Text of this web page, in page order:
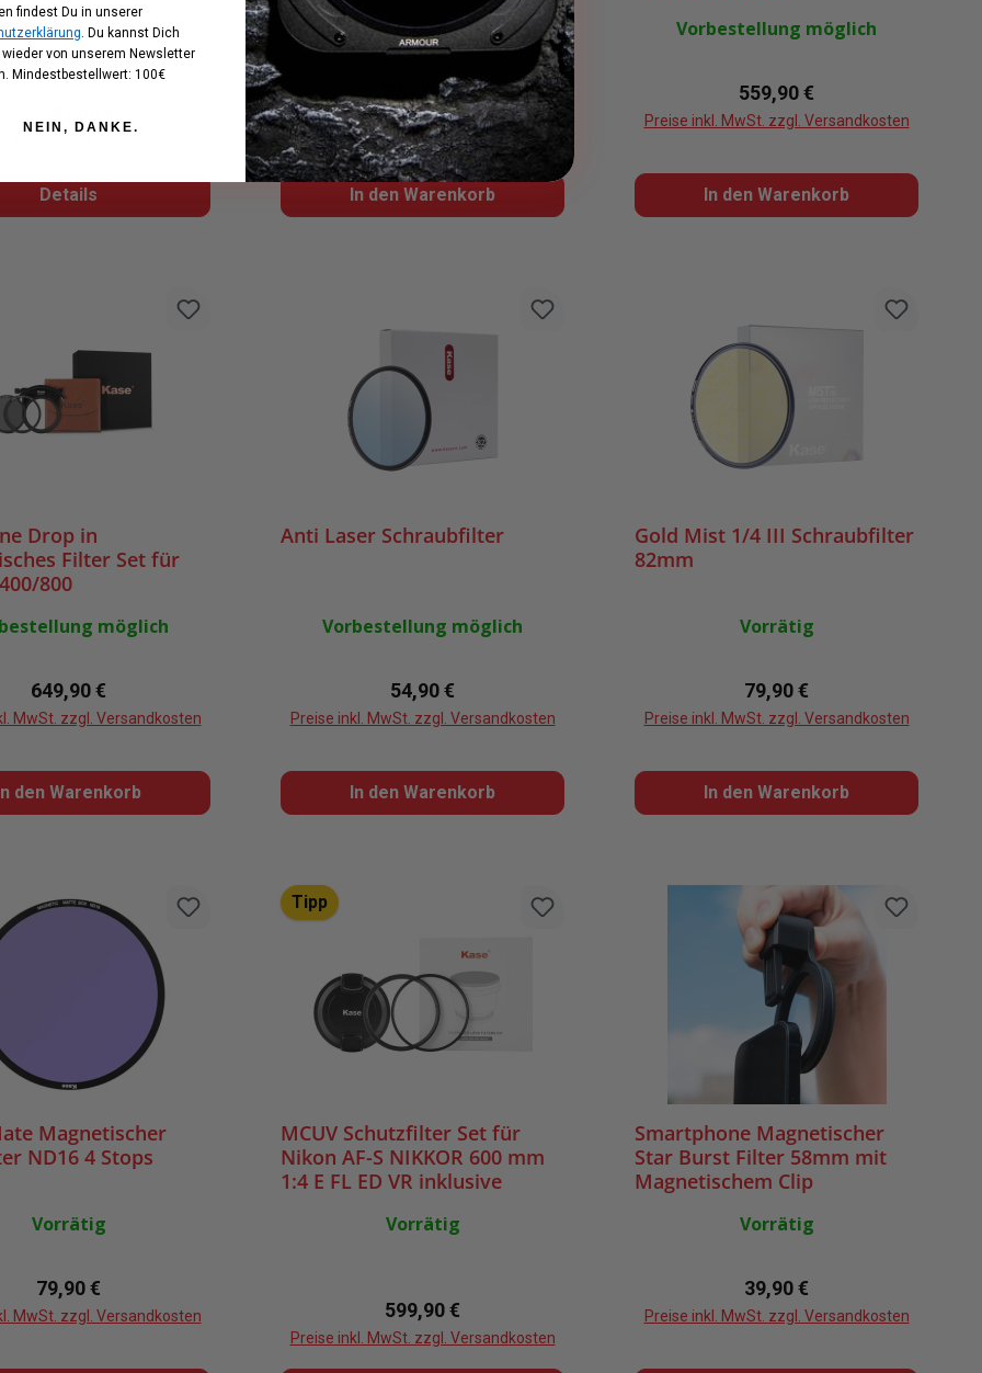
Vorrätig
Details
Vorbestellung möglich
Regulärer Preis:
559,90 €
Preise inkl. MwSt. zzgl. Versandkosten
In den Warenkorb
Vorbestellung möglich
Regulärer Preis:
559,90 €
Preise inkl. MwSt. zzgl. Versandkosten
In den Warenkorb
Drop in
Filter Set für
800
möglich
Regulärer Preis:
649,90 €
MwSt. zzgl. Versandkosten
den Warenkorb
Anti Laser Schraubfilter
Vorbestellung möglich
Regulärer Preis:
54,90 €
Preise inkl. MwSt. zzgl. Versandkosten
In den Warenkorb
Gold Mist 1/4 III Schraubfilter
82mm
Vorrätig
Regulärer Preis:
79,90 €
Preise inkl. MwSt. zzgl. Versandkosten
In den Warenkorb
Magnetischer
ND16 4 Stops
Vorrätig
Regulärer Preis:
79,90 €
MwSt. zzgl. Versandkosten
Tipp
MCUV Schutzfilter Set für
Nikon AF-S NIKKOR 600 mm
1:4 E FL ED VR inklusive
Vorrätig
Regulärer Preis:
599,90 €
Preise inkl. MwSt. zzgl. Versandkosten
Smartphone Magnetischer
Star Burst Filter 58mm mit
Magnetischem Clip
Vorrätig
Regulärer Preis:
39,90 €
Preise inkl. MwSt. zzgl. Versandkosten
findest Du in unserer
. Du kannst Dich
von unserem Newsletter
Mindestbestellwert: 100€
NEIN, DANKE.